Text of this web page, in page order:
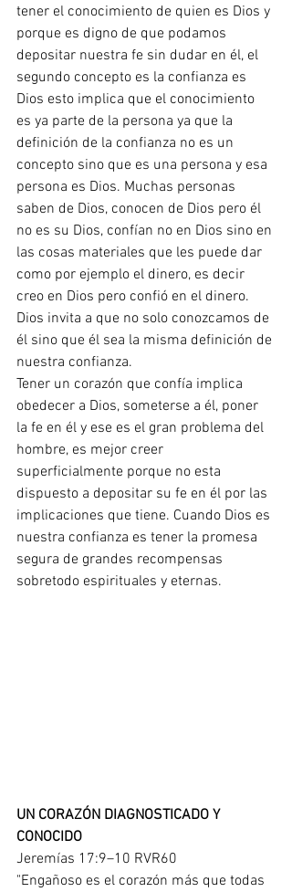
tener el conocimiento de quien es Dios y
porque es digno de que podamos
depositar nuestra fe sin dudar en él, el
segundo concepto es la confianza es
Dios esto implica que el conocimiento
es ya parte de la persona ya que la
definición de la confianza no es un
concepto sino que es una persona y esa
persona es Dios. Muchas personas
saben de Dios, conocen de Dios pero él
no es su Dios, confían no en Dios sino en
las cosas materiales que les puede dar
como por ejemplo el dinero, es decir
creo en Dios pero confió en el dinero.
Dios invita a que no solo conozcamos de
él sino que él sea la misma definición de
nuestra confianza.
Tener un corazón que confía implica
obedecer a Dios, someterse a él, poner
la fe en él y ese es el gran problema del
hombre, es mejor creer
superficialmente porque no esta
dispuesto a depositar su fe en él por las
implicaciones que tiene. Cuando Dios es
nuestra confianza es tener la promesa
segura de grandes recompensas
sobretodo espirituales y eternas.
UN CORAZÓN DIAGNOSTICADO Y
CONOCIDO
Jeremías 17:9–10 RVR60
"Engañoso es el corazón más que todas